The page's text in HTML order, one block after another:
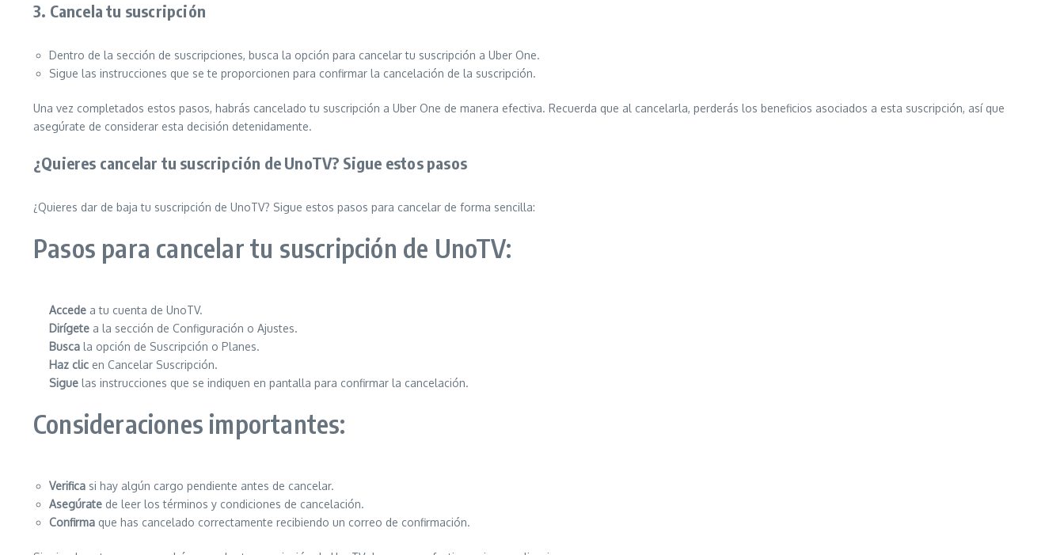
3. Cancela tu suscripción
Dentro de la sección de suscripciones, busca la opción para cancelar tu suscripción a Uber One.
Sigue las instrucciones que se te proporcionen para confirmar la cancelación de la suscripción.
Una vez completados estos pasos, habrás cancelado tu suscripción a Uber One de manera efectiva. Recuerda que al cancelarla, perderás los beneficios asociados a esta suscripción, así que
asegúrate de considerar esta decisión detenidamente.
¿Quieres cancelar tu suscripción de UnoTV? Sigue estos pasos
¿Quieres dar de baja tu suscripción de UnoTV? Sigue estos pasos para cancelar de forma sencilla:
Pasos para cancelar tu suscripción de UnoTV:
Accede a tu cuenta de UnoTV.
Dirígete a la sección de Configuración o Ajustes.
Busca la opción de Suscripción o Planes.
Haz clic en Cancelar Suscripción.
Sigue las instrucciones que se indiquen en pantalla para confirmar la cancelación.
Consideraciones importantes:
Verifica si hay algún cargo pendiente antes de cancelar.
Asegúrate de leer los términos y condiciones de cancelación.
Confirma que has cancelado correctamente recibiendo un correo de confirmación.